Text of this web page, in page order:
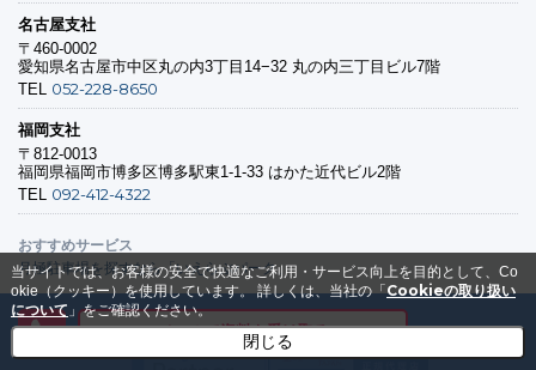
メールで資料を受け取る
名古屋支社
〒460-0002
愛知県名古屋市中区丸の内3丁目14−32 丸の内三丁目ビル7階
TEL 052-228-8650
福岡支社
〒812-0013
福岡県福岡市博多区博多駅東1-1-33 はかた近代ビル2階
TEL 092-412-4322
おすすめサービス
月極駐車場を探すなら「いえらぶパーク」
当サイトでは、お客様の安全で快適なご利用・サービス向上を目的として、Co
okie（クッキー）を使用しています。詳しくは、当社の「Cookieの取り扱い
について 」をご確認ください。
閉じる